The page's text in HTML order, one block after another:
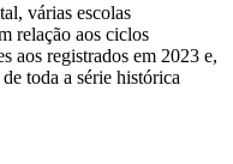
várias escolas
relação aos ciclos
aos registrados em 2023 e,
toda a série histórica